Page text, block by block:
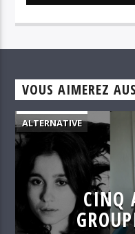
VOUS AIMEREZ
ALTERNATIVE
CINQ